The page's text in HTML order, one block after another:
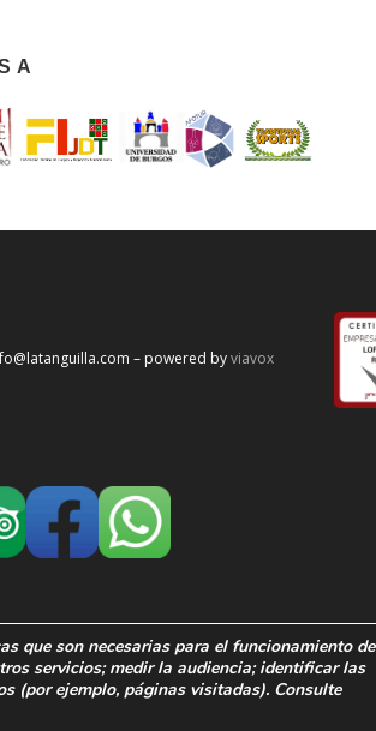
A
– powered byviavox
que son necesarias para el funcionamiento de
servicios; medir la audiencia;identificar las
(por ejemplo, páginas visitadas). Consulte